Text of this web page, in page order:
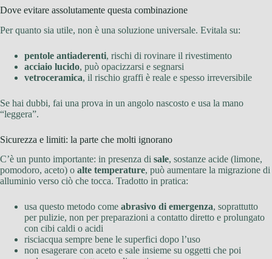
Dove evitare assolutamente questa combinazione
Per quanto sia utile, non è una soluzione universale. Evitala su:
pentole antiaderenti, rischi di rovinare il rivestimento
acciaio lucido, può opacizzarsi e segnarsi
vetroceramica, il rischio graffi è reale e spesso irreversibile
Se hai dubbi, fai una prova in un angolo nascosto e usa la mano
“leggera”.
Sicurezza e limiti: la parte che molti ignorano
C’è un punto importante: in presenza di sale, sostanze acide (limone,
pomodoro, aceto) o alte temperature, può aumentare la migrazione di
alluminio verso ciò che tocca. Tradotto in pratica:
usa questo metodo come abrasivo di emergenza, soprattutto
per pulizie, non per preparazioni a contatto diretto e prolungato
con cibi caldi o acidi
risciacqua sempre bene le superfici dopo l’uso
non esagerare con aceto e sale insieme su oggetti che poi